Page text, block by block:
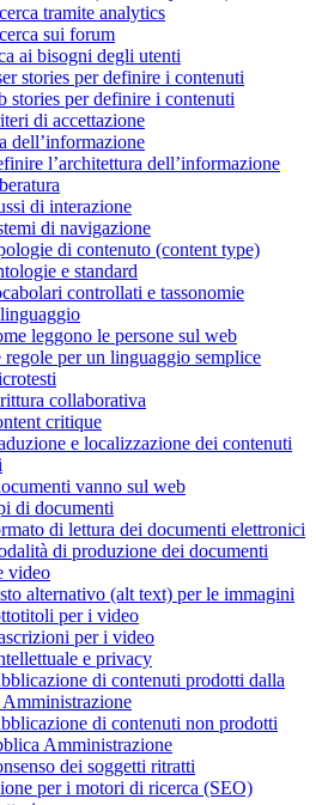
tramite analytics
sui forum
ai bisogni degli utenti
stories per definire i contenuti
stories per definire i contenuti
di accettazione
dell’informazione
l’architettura dell’informazione
di interazione
di navigazione
di contenuto (content type)
e standard
controllati e tassonomie
leggono le persone sul web
per un linguaggio semplice
collaborativa
critique
e localizzazione dei contenuti
vanno sul web
di documenti
di lettura dei documenti elettronici
di produzione dei documenti
video
alternativo (alt text) per le immagini
per i video
per i video
e privacy
di contenuti prodotti dalla
di contenuti non prodotti
Amministrazione
dei soggetti ritratti
per i motori di ricerca (SEO)